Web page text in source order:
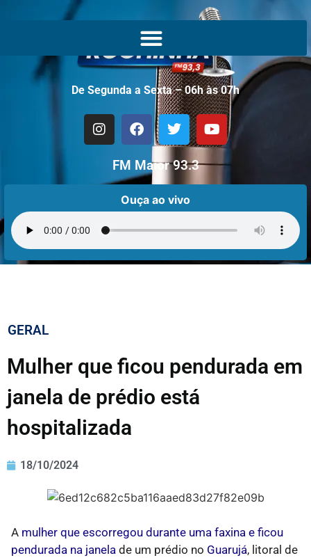
De Segunda a Sexta – 06h às 07h
FM Maior 93.3
Ouça ao vivo
GERAL
Mulher que ficou pendurada em
janela de prédio está
hospitalizada
18/10/2024
A mulher que escorregou durante uma faxina e ficou
pendurada na janela de um prédio no Guarujá, litoral de